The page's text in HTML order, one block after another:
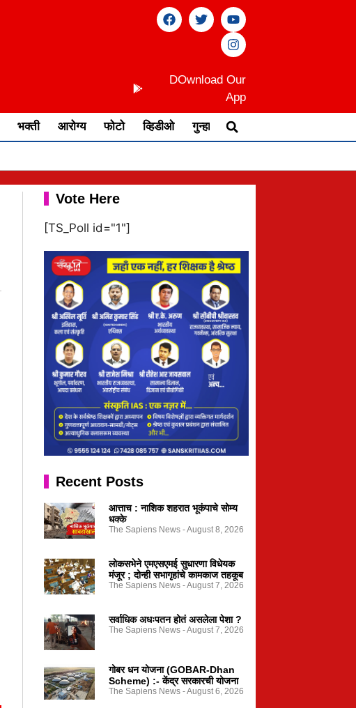
DOwnload Our
App
भक्ती आरोग्य फोटो व्हिडीओ गुन्हा
Vote Here
[TS_Poll id="1"]
Recent Posts
आत्ताच : नाशिक शहरात भूकंपाचे सोम्य
धक्के
The Sapiens News August 8, 2026
लोकसभेने एमएसएमई सुधारणा विधेयक
मंजूर ; दोन्ही सभागृहांचे कामकाज तहकूब
The Sapiens News August 7, 2026
सर्वाधिक अधःपतन होतं असलेला पेशा ?
The Sapiens News August 7, 2026
गोबर धन योजना (GOBAR-Dhan
Scheme) :- केंद्र सरकारची योजना
The Sapiens News August 6, 2026